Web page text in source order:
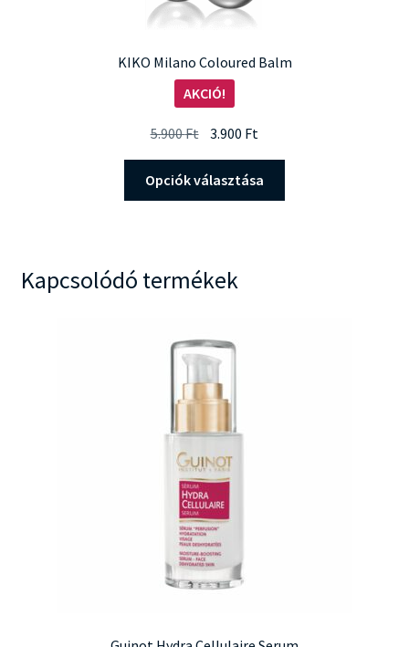
KIKO Milano Coloured Balm
AKCIÓ!
5.900Ft Original
price
was:
5.900 Ft.
3.900 Ft
price
is:
3.900 Ft.
Opciók választása
Kapcsolódó termékek